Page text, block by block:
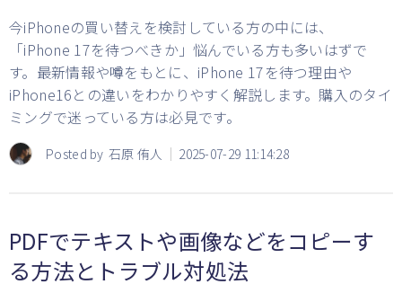
今iPhoneの買い替えを検討している方の中には、
「iPhone 17を待つべきか」悩んでいる方も多いはずで
す。最新情報や噂をもとに、iPhone 17を待つ理由や
iPhone16との違いをわかりやすく解説します。購入のタイ
ミングで迷っている方は必見です。
Posted by 石原 侑人 2025-07-29 11:14:28
PDFでテキストや画像などをコピーす
る方法とトラブル対処法